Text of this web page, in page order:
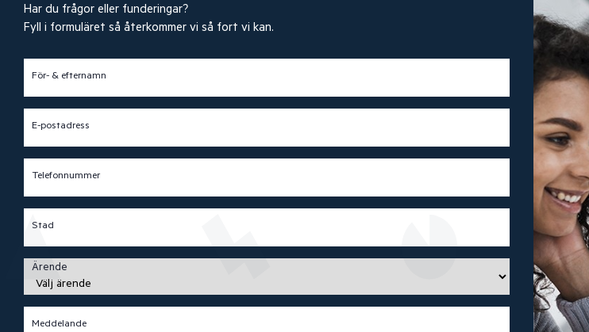
Har du frågor eller funderingar?
Fyll i formuläret så återkommer vi så fort vi kan.
För- & efternamn
E-postadress
Telefonnummer
Stad
Ärende
Meddelande